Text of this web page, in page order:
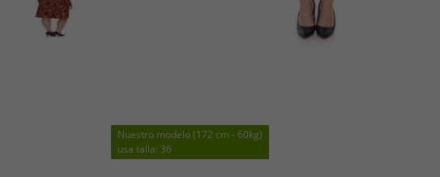
Nuestro modelo (172 cm - 60kg)
usa talla: 36